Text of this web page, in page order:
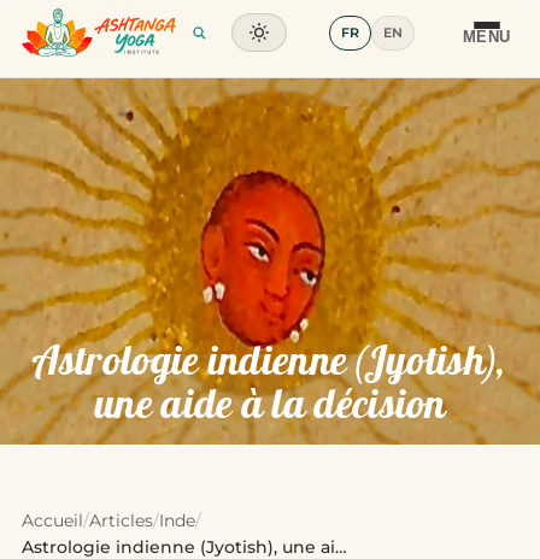
MENU
Formation
Articles
Glossaire
Contact
FR EN
Astrologie indienne (Jyotish),
une aide à la décision
Accueil/Articles/Inde/
Astrologie indienne (Jyotish), une aide à…